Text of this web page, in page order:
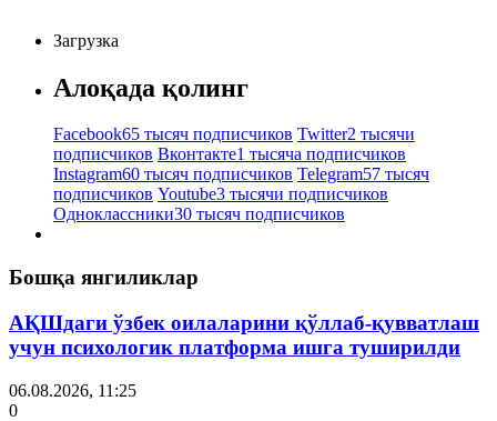
Загрузка
Алоқада қолинг
Facebook65 тысяч подписчиков Twitter2 тысячи
подписчиков Вконтакте1 тысяча подписчиков
Instagram60 тысяч подписчиков Telegram57 тысяч
подписчиков Youtube3 тысячи подписчиков
Одноклассники30 тысяч подписчиков
Бошқа янгиликлар
АҚШдаги ўзбек оилаларини қўллаб-қувватлаш
учун психологик платформа ишга туширилди
06.08.2026, 11:25
0